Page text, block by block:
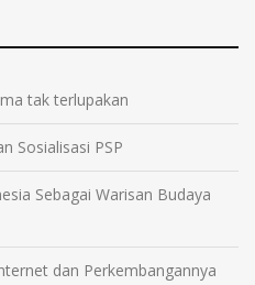
tak terlupakan
Sosialisasi PSP
Sebagai Warisan Budaya
dan Perkembangannya